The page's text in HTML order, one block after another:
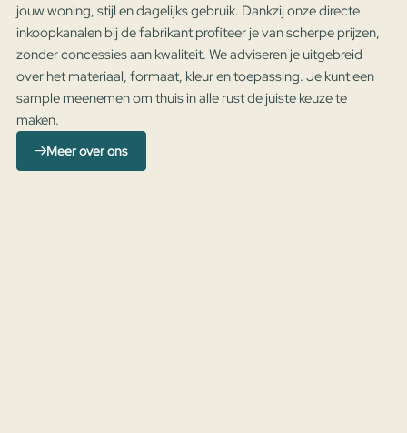
jouw woning, stijl en dagelijks gebruik. Dankzij onze directe
inkoopkanalen bij de fabrikant profiteer je van scherpe prijzen,
zonder concessies aan kwaliteit. We adviseren je uitgebreid
over het materiaal, formaat, kleur en toepassing. Je kunt een
sample meenemen om thuis in alle rust de juiste keuze te
maken.
Meer over ons